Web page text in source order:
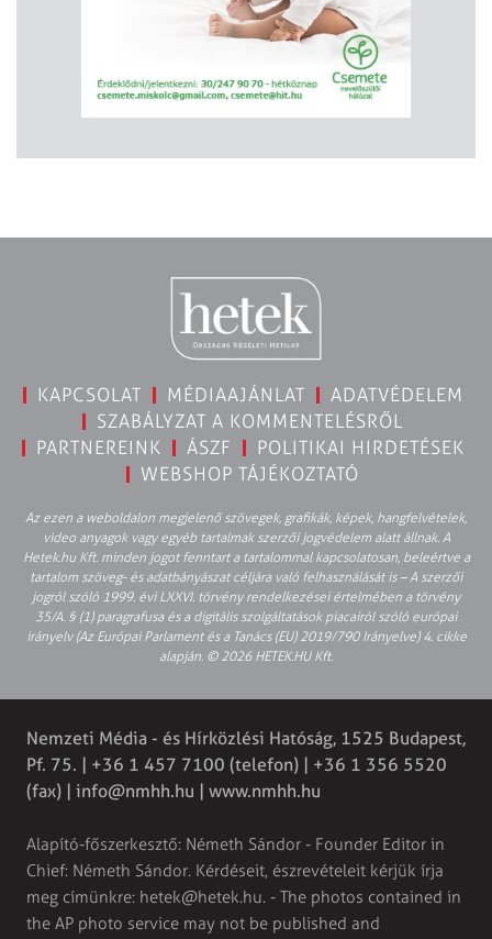
KAPCSOLAT MÉDIAAJÁNLAT
ADATVÉDELEM
SZABÁLYZAT A KOMMENTELÉSRŐL
PARTNEREINK
ÁSZF
POLITIKAI HIRDETÉSEK
WEBSHOP TÁJÉKOZTATÓ
Az ezen a weboldalon megjelenő szövegek, grafikák, képek, hangfelvételek,
video anyagok vagy egyéb tartalmak szerzői jogvédelem alatt állnak. A
Hetek.hu Kft. minden jogot fenntart a tartalommal kapcsolatosan, beleértve a
tartalom szöveg- és adatbányászat céljára való felhasználását is – A szerzői
jogról szóló 1999. évi LXXVI. törvény rendelkezései értelmében a törvény
35/A. § (1) paragrafusa és a digitális szolgáltatások piacairól szóló európai
irányelv (Az Európai Parlament és a Tanács (EU) 2019/790 Irányelve) 4. cikke
alapján. © 2026 HETEK.HU Kft.
Nemzeti Média - és Hírközlési Hatóság, 1525 Budapest,
Pf. 75. | +36 1 457 7100 (telefon) | +36 1 356 5520
(fax) | info@nmhh.hu | www.nmhh.hu
Alapító-főszerkesztő: Németh Sándor - Founder Editor in
Chief: Németh Sándor. Kérdéseit, észrevételeit kérjük írja
meg címünkre: hetek@hetek.hu. - The photos contained in
the AP photo service may not be published and